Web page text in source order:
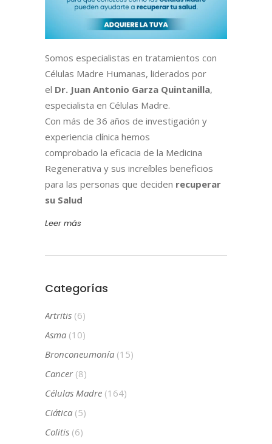
Somos especialistas en tratamientos con
Células Madre Humanas, liderados por
el Dr. Juan Antonio Garza Quintanilla,
especialista en Células Madre.
Con más de 36 años de investigación y
experiencia clínica hemos
comprobado la eficacia de la Medicina
Regenerativa y sus increíbles beneficios
para las personas que deciden recuperar
su Salud
Leer más
Categorías
Artritis (6)
Asma (10)
Bronconeumonía (15)
Cancer(8)
Células Madre (164)
Ciática (5)
Colitis (6)